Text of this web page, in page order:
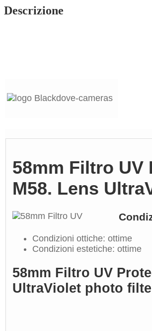
Descrizione
58mm Filtro
M58. Lens
Condizioni ottiche: ottime
Condizioni estetiche: ottime
58mm Filtro UV
UltraViolet photo